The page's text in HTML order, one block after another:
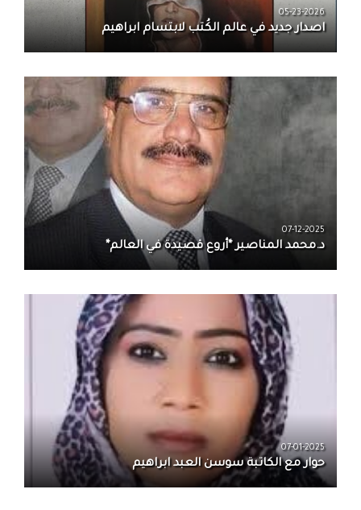
05-23-2026
اصدار جديد في عالم الكُتب لابتسام ابراهيم
07-12-2025
د.محمد المناصير *أروع قصيدة في العالم*
07-01-2025
حوار مع الكاتبة سوسن العبد ابراهيم